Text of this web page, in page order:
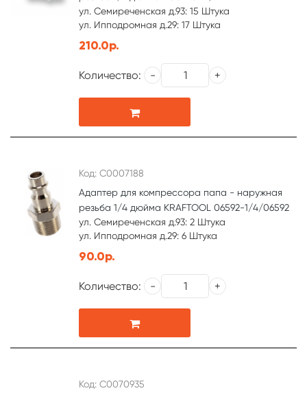
ул. Семиреченская д.93: 15 Штука
ул. Ипподромная д.29: 17 Штука
210.0р.
Количество:
Код: С0007188
Адаптер для компрессора папа - наружная
резьба 1/4 дюйма KRAFTOOL 06592-1/4/06592
ул. Семиреченская д.93: 2 Штука
ул. Ипподромная д.29: 6 Штука
90.0р.
Количество:
Код: С0070935